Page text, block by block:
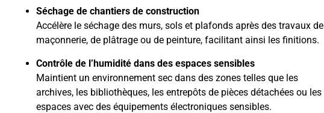
Séchage de chantiers de construction
Accélère le séchage des murs, sols et plafonds après des travaux de
maçonnerie, de plâtrage ou de peinture, facilitant ainsi les finitions.
Contrôle de l’humidité dans des espaces sensibles
Maintient un environnement sec dans des zones telles que les
archives, les bibliothèques, les entrepôts de pièces détachées ou les
espaces avec des équipements électroniques sensibles.